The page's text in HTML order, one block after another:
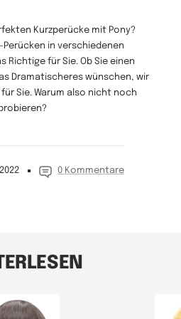
0 Kommentare
Kurzperücke mit Pony?
Perücken in verschiedenen
Richtige für Sie. Ob Sie einen
Dramatischeres wünschen, wir
Sie. Warum also nicht noch